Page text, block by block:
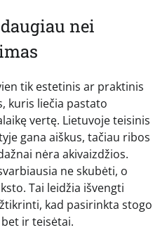
nei
tik estetinis ar praktinis
kuris liečia pastato
vertę. Lietuvoje teisinis
gana aiškus, tačiau ribos
nėra akivaizdžios.
ne skubėti, o
Tai leidžia išvengti
kad pasirinkta stogo
ir teisėtai.